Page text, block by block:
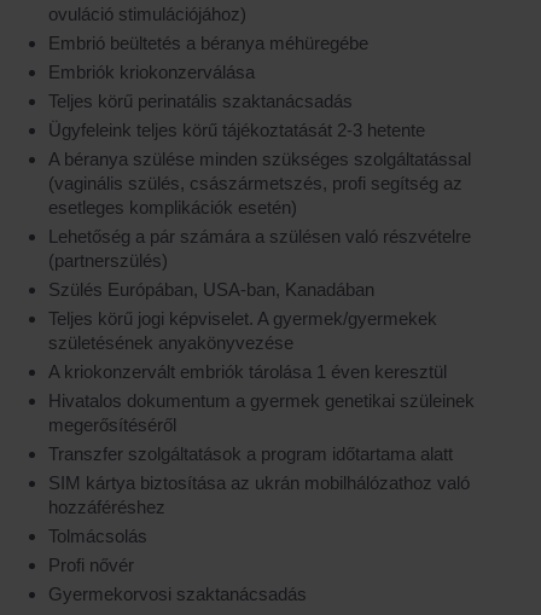
ovuláció stimulációjához)
Embrió beültetés a béranya méhüregébe
Embriók kriokonzerválása
Teljes körű perinatális szaktanácsadás
Ügyfeleink teljes körű tájékoztatását 2-3 hetente
A béranya szülése minden szükséges szolgáltatással
(vaginális szülés, császármetszés, profi segítség az
esetleges komplikációk esetén)
Lehetőség a pár számára a szülésen való részvételre
(partnerszülés)
Szülés Európában, USA-ban, Kanadában
Teljes körű jogi képviselet. A gyermek/gyermekek
születésének anyakönyvezése
A kriokonzervált embriók tárolása 1 éven keresztül
Hivatalos dokumentum a gyermek genetikai szüleinek
megerősítéséről
Transzfer szolgáltatások a program időtartama alatt
SIM kártya biztosítása az ukrán mobilhálózathoz való
hozzáféréshez
Tolmácsolás
Profi nővér
Gyermekorvosi szaktanácsadás